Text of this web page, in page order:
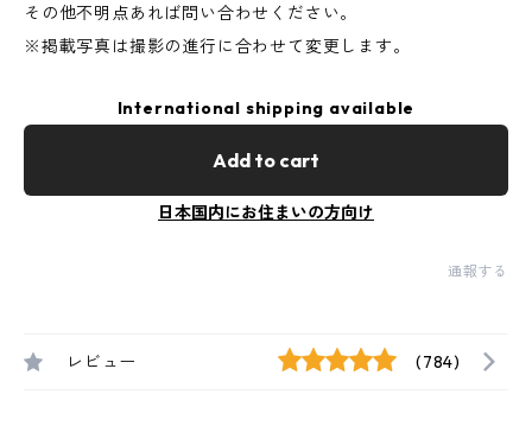
その他不明点あれば問い合わせください。
※掲載写真は撮影の進行に合わせて変更します。
International shipping available
Add to cart
日本国内にお住まいの方向け
通報する
レビュー (784)